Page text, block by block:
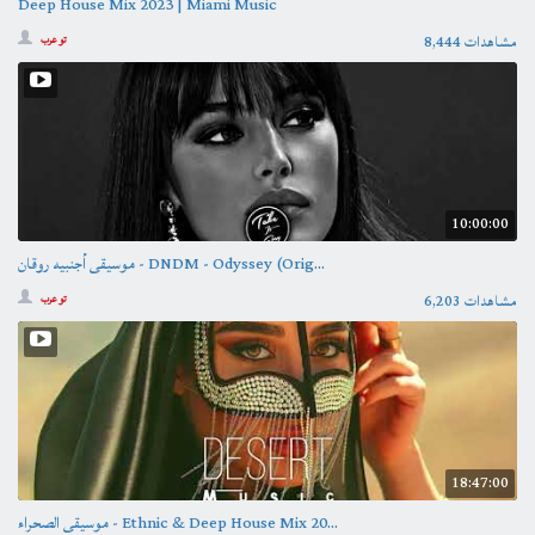
تو عرب 8,444 مشاهدات
10:00:00
موسيقى أجنبيه روقان - DNDM - Odyssey (Orig...
تو عرب 6,203 مشاهدات
18:47:00
موسيقى الصحراء - Ethnic & Deep House Mix 20...